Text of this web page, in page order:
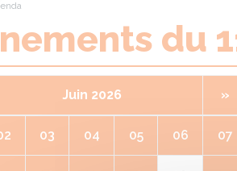
du
Juin 2026 »
03 04 05 06 07